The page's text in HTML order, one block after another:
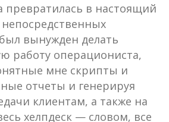
превратилась в настоящий
вынужден делать
работу операциониста,
мне скрипты и
отчеты и генерируя
клиентам, а также на
хелпдеск — словом, все